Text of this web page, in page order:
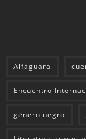
Alfaguara
Encuentro
género negro